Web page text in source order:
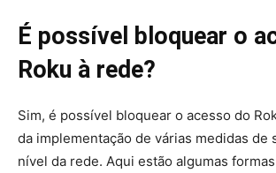
É possível bloquear o
Roku à rede?
Sim, é possível bloquear o acesso do
da implementação de várias medidas de
nível da rede. Aqui estão algumas